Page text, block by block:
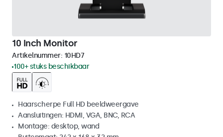
10 Inch Monitor
Artikelnummer: 10HD7
100+ stuks beschikbaar
Haarscherpe Full HD beeldweergave
Aansluitingen: HDMI, VGA, BNC, RCA
Montage: desktop, wand